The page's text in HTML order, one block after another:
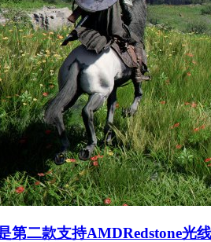
第二款支持AMDRedstone光